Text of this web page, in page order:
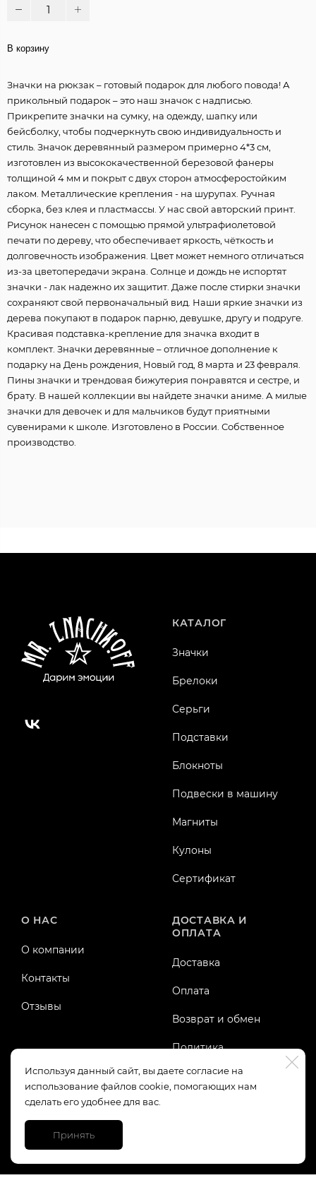
Используя данный сайт, вы даете согласие на
использование файлов cookie, помогающих нам
сделать его удобнее для вас.
Принять
В корзину
Значки на рюкзак – готовый подарок для любого повода! А
прикольный подарок – это наш значок с надписью.
Прикрепите значки на сумку, на одежду, шапку или
бейсболку, чтобы подчеркнуть свою индивидуальность и
стиль. Значок деревянный размером примерно 4*3 см,
изготовлен из высококачественной березовой фанеры
толщиной 4 мм и покрыт с двух сторон атмосферостойким
лаком. Металлические крепления - на шурупах. Ручная
сборка, без клея и пластмассы. У нас свой авторский принт.
Рисунок нанесен с помощью прямой ультрафиолетовой
печати по дереву, что обеспечивает яркость, чёткость и
долговечность изображения. Цвет может немного отличаться
из-за цветопередачи экрана. Солнце и дождь не испортят
значки - лак надежно их защитит. Даже после стирки значки
сохраняют свой первоначальный вид. Наши яркие значки из
дерева покупают в подарок парню, девушке, другу и подруге.
Красивая подставка-крепление для значка входит в
комплект. Значки деревянные – отличное дополнение к
подарку на День рождения, Новый год, 8 марта и 23 февраля.
Пины значки и трендовая бижутерия понравятся и сестре, и
брату. В нашей коллекции вы найдете значки аниме. А милые
значки для девочек и для мальчиков будут приятными
сувенирами к школе. Изготовлено в России. Собственное
производство.
КАТАЛОГ
Значки
Брелоки
Серьги
Подставки
Блокноты
Подвески в машину
Магниты
Кулоны
Сертификат
О НАС
О компании
Контакты
Отзывы
ДОСТАВКА И
ОПЛАТА
Доставка
Оплата
Возврат и обмен
Политика
конфиденциальности
Публичная оферта